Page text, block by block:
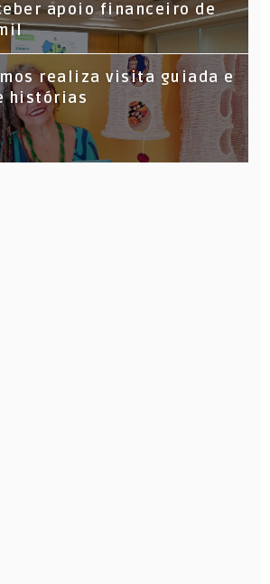
apoio financeiro de
realiza visita guiada e
histórias